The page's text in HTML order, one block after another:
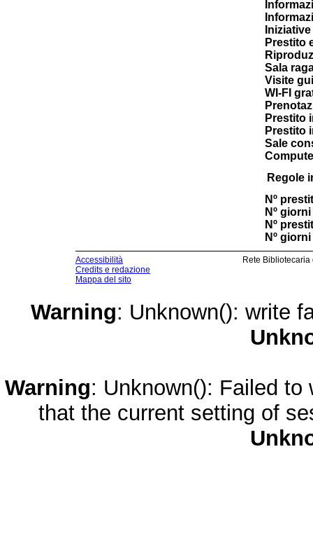
Prestito
Sala
Visite
WI-FI
Prestito
Prestito
Sale
Regole
Nº
Nº
Nº
Nº
Accessibilità
Credits e redazione
Mappa del sito
Rete
Warning: Unknown(): write
Warning: Unknown(): Failed
that the current setting of